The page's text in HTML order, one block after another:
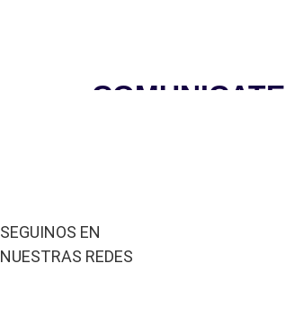
COMUNICATE
SEGUINOS EN
NUESTRAS REDES